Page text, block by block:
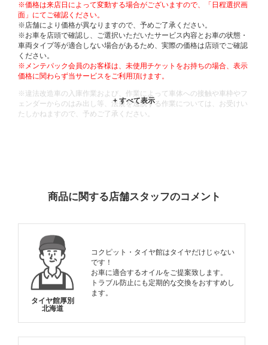
※価格は来店日によって変動する場合がございますので、「日程選択画
面」にてご確認ください。
※店舗により価格が異なりますので、予めご了承ください。
※お車を店頭で確認し、ご選択いただいたサービス内容とお車の状態・
車両タイプ等が適合しない場合があるため、実際の価格は店頭でご確認
ください。
※メンテパック会員のお客様は、未使用チケットをお持ちの場合、表示
価格に関わらず当サービスをご利用頂けます。
※違法改造車の入庫作業および、作業によって車体への接触や車枠やフ
ェンダーからのはみ出し等、法規を逸脱する作業については、お受けい
たしかねますので、予めご了承ください。
商品に関する店舗スタッフのコメント
タイヤ館厚別
北海道
コクピット・タイヤ館はタイヤだけじゃない
です！
お車に適合するオイルをご提案致します。
トラブル防止にも定期的な交換をおすすめし
ます。